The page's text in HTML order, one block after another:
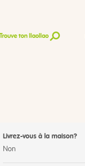
Trouve ton llaollao
Livrez-vous à la maison?
Non